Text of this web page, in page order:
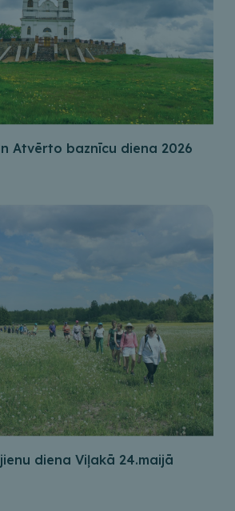
Atvērto baznīcu diena 2026
diena Viļakā 24.maijā